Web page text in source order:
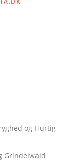
og Hurtig
Grindelwald